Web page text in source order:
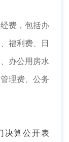
费，包括办
福利费、日
办公用房水
理费、公务
决算公开表